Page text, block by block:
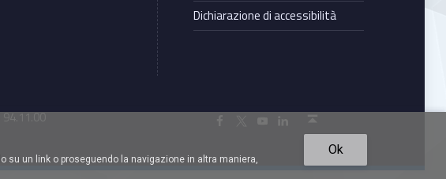
Dichiarazione di accessibilità
94.11.00 Facebook Unioncamere VenetoTwitter Unioncamere VenetoYoutube Unioncamere VenetoLinkedin Unioncamere Veneto Torna in cima ↑
su un link o proseguendo la navigazione in altra maniera,
Ok